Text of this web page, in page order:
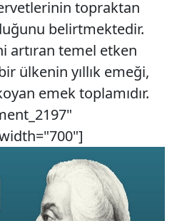
topraktan
belirtmektedir.
artıran temel etken
ülkenin yıllık emeği,
emek toplamıdır.